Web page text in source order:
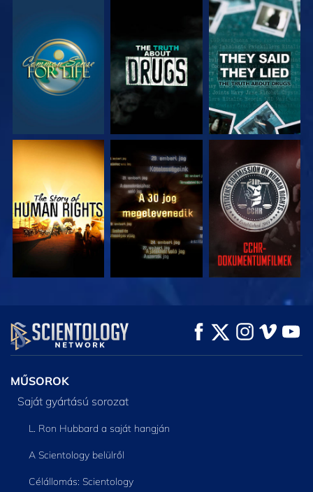
MŰSORNÉZÉS MŰSORNÉZÉS MŰSORNÉZÉS
MŰSORNÉZÉS MŰSORNÉZÉS MŰSORNÉZÉS
MŰSORNÉZÉS MŰSORNÉZÉS
A SOROZAT
RÉSZEI
MŰSOROK
Saját gyártású sorozat
L. Ron Hubbard a saját hangján
A Scientology belülről
Célállomás: Scientology